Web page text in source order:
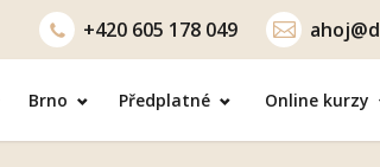
+420 605 178 049
Brno Předplatné Online kurzy